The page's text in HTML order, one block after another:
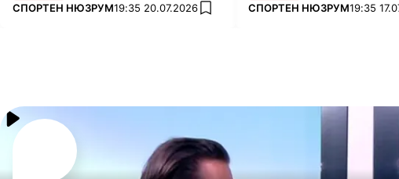
ПОВЕЧЕ ОТ
СПОРТЕН НЮЗРУМ19:35 20.07.2026 add favoritesПОВЕЧЕ ОТ
СПОРТЕН НЮЗРУМ19:35